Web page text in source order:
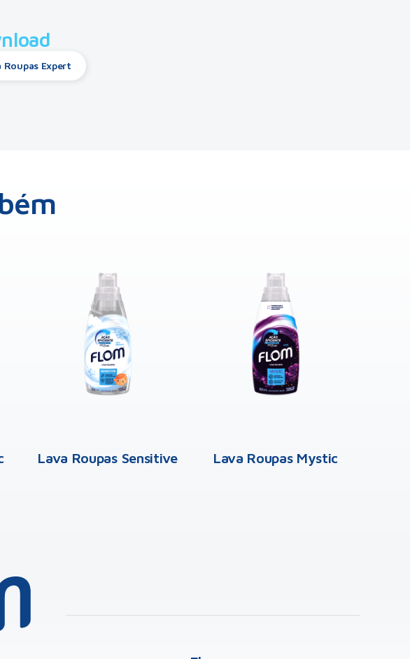
Roupas Expert
Lava Roupas Sensitive Lava Roupas Mystic